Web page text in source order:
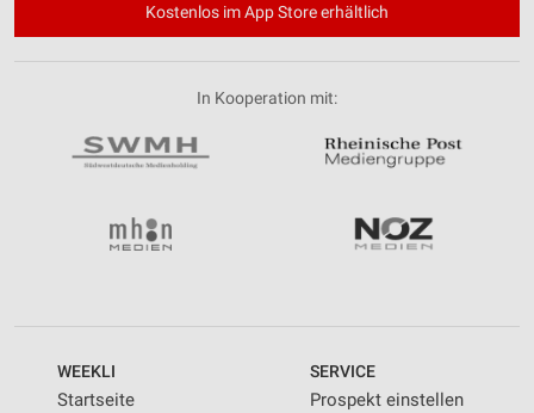
Kostenlos im App Store erhältlich
In Kooperation mit:
WEEKLI
Startseite
SERVICE
Prospekt einstellen